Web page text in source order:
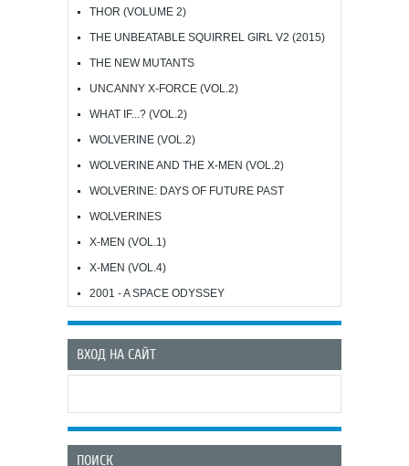
THOR (VOLUME 2)
THE UNBEATABLE SQUIRREL GIRL V2 (2015)
THE NEW MUTANTS
UNCANNY X-FORCE (VOL.2)
WHAT IF...? (VOL.2)
WOLVERINE (VOL.2)
WOLVERINE AND THE X-MEN (VOL.2)
WOLVERINE: DAYS OF FUTURE PAST
WOLVERINES
X-MEN (VOL.1)
X-MEN (VOL.4)
2001 - A SPACE ODYSSEY
ВХОД НА САЙТ
ПОИСК